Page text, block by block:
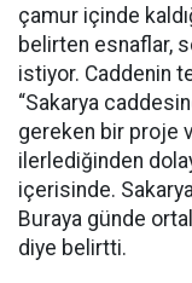
çamur içinde
belirten esnaflar,
istiyor. Caddenin
“Sakarya
gereken bir proje
ilerlediğinden
içerisinde.
Buraya günde
diye belirtti.